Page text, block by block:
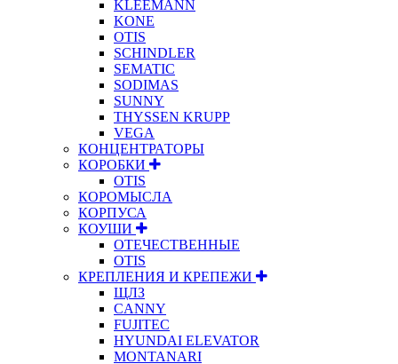
KLEEMANN
KONE
OTIS
SCHINDLER
SEMATIC
SODIMAS
SUNNY
THYSSEN KRUPP
VEGA
КОНЦЕНТРАТОРЫ
КОРОБКИ
OTIS
КОРОМЫСЛА
КОРПУСА
КОУШИ
ОТЕЧЕСТВЕННЫЕ
OTIS
КРЕПЛЕНИЯ И КРЕПЕЖИ
ЩЛЗ
CANNY
FUJITEC
HYUNDAI ELEVATOR
MONTANARI